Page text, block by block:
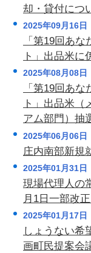
却・貸付につ
2025年09月16日
「第19回あ
ト」出品米に
2025年08月08日
「第19回あ
ト」出品米（
アム部門）抽
2025年06月06日
庄内南部新規
2025年01月31日
現場代理人の
月1日一部改正
2025年01月17日
しょうない希
画町民提案会